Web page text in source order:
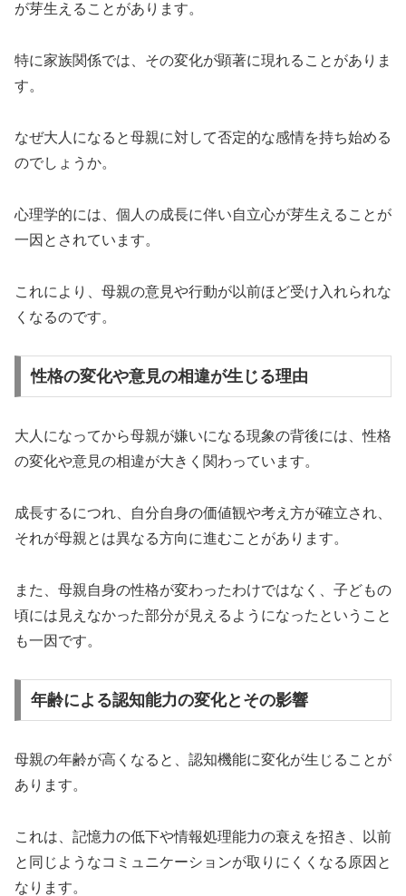
が芽生えることがあります。
特に家族関係では、その変化が顕著に現れることがありま
す。
なぜ大人になると母親に対して否定的な感情を持ち始める
のでしょうか。
心理学的には、個人の成長に伴い自立心が芽生えることが
一因とされています。
これにより、母親の意見や行動が以前ほど受け入れられな
くなるのです。
性格の変化や意見の相違が生じる理由
大人になってから母親が嫌いになる現象の背後には、性格
の変化や意見の相違が大きく関わっています。
成長するにつれ、自分自身の価値観や考え方が確立され、
それが母親とは異なる方向に進むことがあります。
また、母親自身の性格が変わったわけではなく、子どもの
頃には見えなかった部分が見えるようになったということ
も一因です。
年齢による認知能力の変化とその影響
母親の年齢が高くなると、認知機能に変化が生じることが
あります。
これは、記憶力の低下や情報処理能力の衰えを招き、以前
と同じようなコミュニケーションが取りにくくなる原因と
なります。